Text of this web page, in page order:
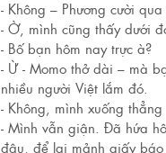
- Không – Phương cười
- Ờ, mình cũng thấy dưới
- Bố bạn hôm nay trực à?
- Ừ - Momo thở dài – mà
nhiều người Việt lắm đó.
- Không, mình xuống
- Mình vẫn giận. Đã hứa
đâu, để lại mảnh giấy